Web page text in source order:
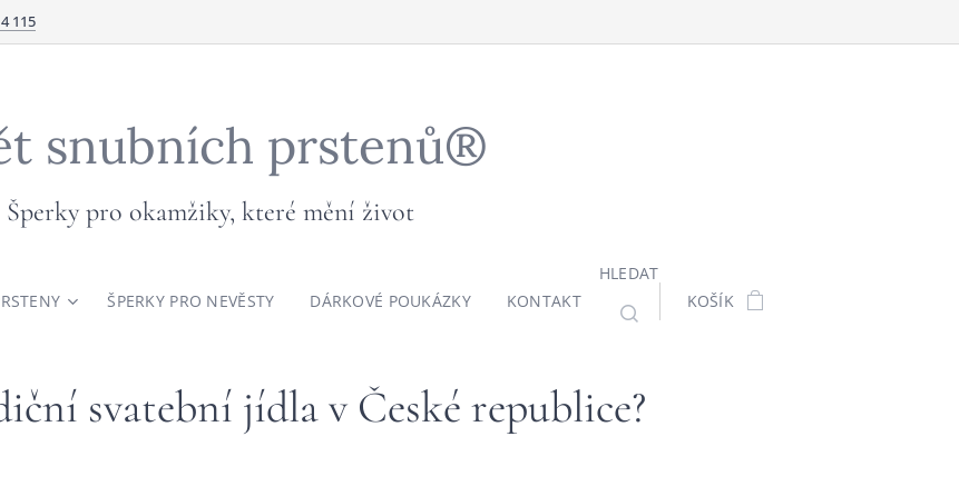
115
snubních prstenů®
Šperky pro okamžiky, které mění život
ŠPERKY PRO NEVĚSTY DÁRKOVÉ POUKÁZKY KONTAKT
HLEDAT
KOŠÍK
svatební jídla v České republice?